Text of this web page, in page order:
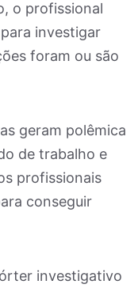
o profissional
investigar
foram ou são
geram polêmica
de trabalho e
profissionais
conseguir
investigativo